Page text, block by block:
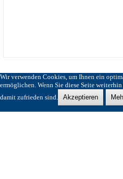
Wir verwenden Cookies, um Ihnen ein
ermöglichen. Wenn Sie diese Seite
damit zufrieden sind.
Akzeptieren